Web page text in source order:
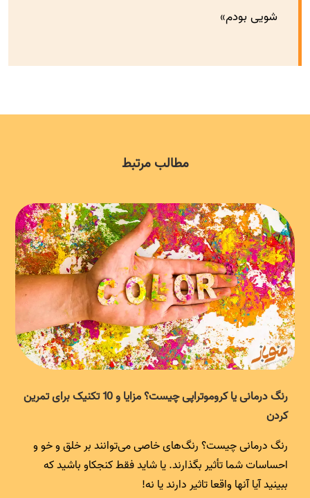
شویی بودم»
مطالب مرتبط
رنگ درمانی یا کروموتراپی چیست؟ مزایا و 10 تکنیک برای تمرین
کردن
رنگ درمانی چیست؟ رنگ‌های خاصی می‌توانند بر خلق و خو و
احساسات شما تأثیر بگذارند. یا شاید فقط کنجکاو باشید که
ببینید آیا آنها واقعا تاثیر دارند یا نه!